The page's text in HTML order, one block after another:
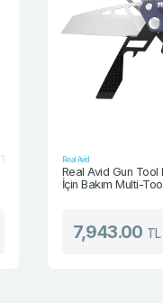
Real Avid
Real Avid Gun Tool
İçin Bakım Multi-Tool
7,943.00TL